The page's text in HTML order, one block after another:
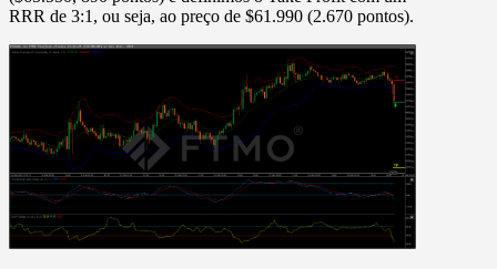
RRR de 3:1, ou seja, ao preço de $61.990 (2.670 pontos).